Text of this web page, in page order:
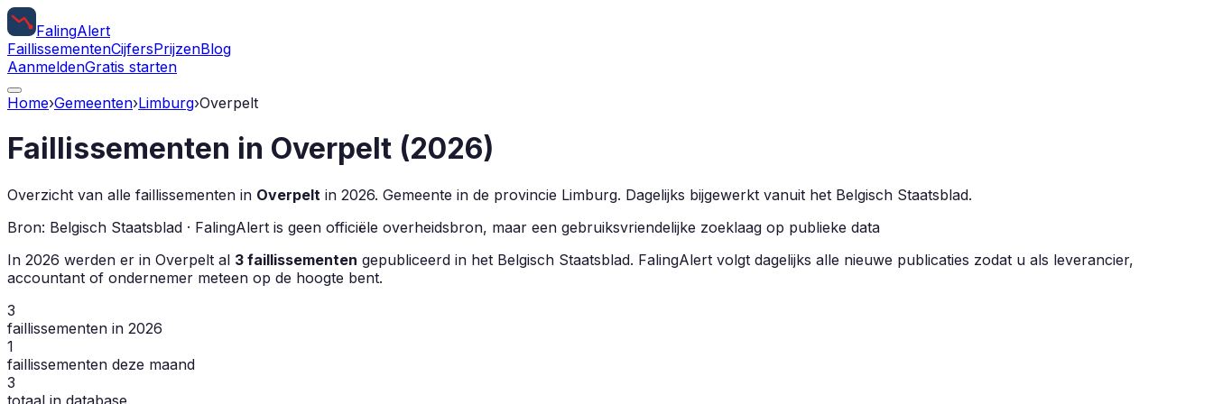
FalingAlert
FaillissementenCijfersPrijzenBlog
AanmeldenGratis starten
Home›Gemeenten›Limburg›Overpelt
Faillissementen in Overpelt (2026)
Overzicht van alle faillissementen in Overpelt in 2026. Gemeente in de provincie Limburg. Dagelijks bijgewerkt vanuit het Belgisch Staatsblad.
Bron: Belgisch Staatsblad · FalingAlert is geen officiële overheidsbron, maar een gebruiksvriendelijke zoeklaag op publieke data
In 2026 werden er in Overpelt al 3 faillissementen gepubliceerd in het Belgisch Staatsblad. FalingAlert volgt dagelijks alle nieuwe publicaties zodat u als leverancier,
accountant of ondernemer meteen op de hoogte bent.
3
faillissementen in 2026
1
faillissementen deze maand
3
totaal in database